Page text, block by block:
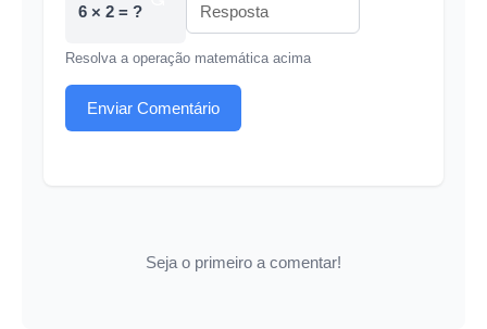
6 × 2 = ?
Resolva a operação matemática acima
Enviar Comentário
Seja o primeiro a comentar!